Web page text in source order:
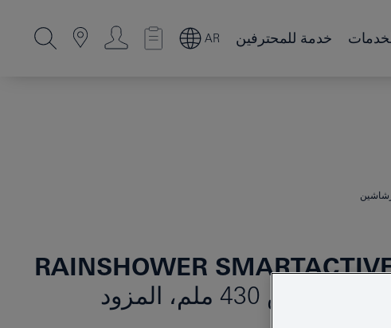
خدمة للمحترفين AR
RAINSHOWER
طقم الدش الرأسي مقاس 430 ملم، المزود